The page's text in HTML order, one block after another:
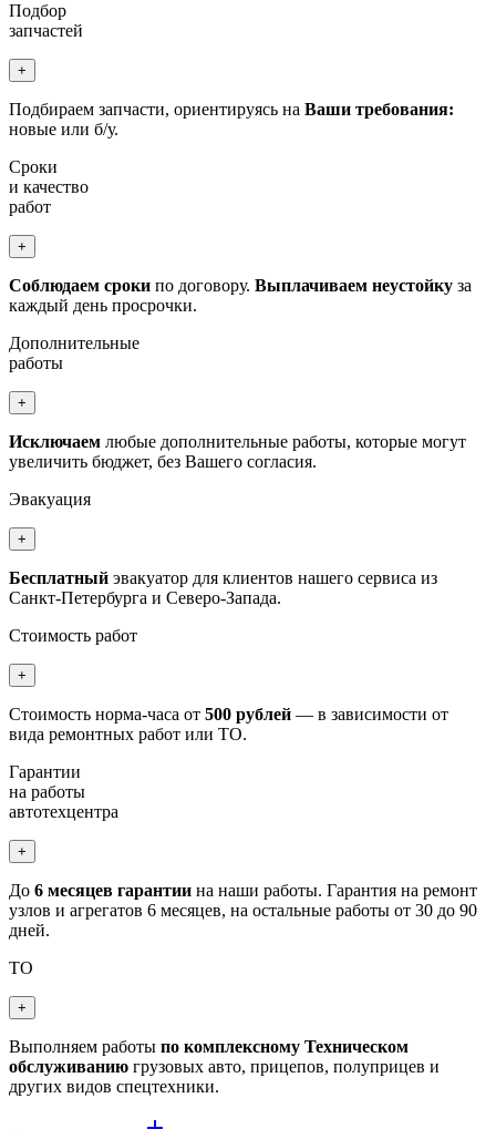
Подбор
запчастей
+
Подбираем запчасти, ориентируясь на Ваши требования:
новые или б/у.
Сроки
и качество
работ
+
Соблюдаем сроки по договору. Выплачиваем неустойку за
каждый день просрочки.
Дополнительные
работы
+
Исключаем любые дополнительные работы, которые могут
увеличить бюджет, без Вашего согласия.
Эвакуация
+
Бесплатный эвакуатор для клиентов нашего сервиса из
Санкт-Петербурга и Северо-Запада.
Стоимость работ
+
Стоимость норма-часа от 500 рублей — в зависимости от
вида ремонтных работ или ТО.
Гарантии
на работы
автотехцентра
+
До 6 месяцев гарантии на наши работы. Гарантия на ремонт
узлов и агрегатов 6 месяцев, на остальные работы от 30 до 90
дней.
ТО
+
Выполняем работы по комплексному Техническом
обслуживанию грузовых авто, прицепов, полуприцев и
других видов спецтехники.